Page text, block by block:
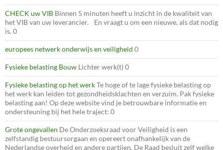
CHECK uw VIB Binnen 5 minuten heeft u inzicht in de kwaliteit van
het VIB van uw leverancier. En vraagt u om een nieuwe, als dat nodig
is. 0
europees netwerk onderwijs en veiligheid 0
Fysieke belasting Bouw Lichter werk(t) 0
Fysieke belasting op het werkTe hoge of te lage fysieke belasting op
het werk kan leiden tot gezondheidsklachten en verzuim. Pak fysieke
belasting aan! Op deze website vind je betrouwbare informatie en
ondersteuning bij het hele traject: 0
Grote ongevallen De Onderzoeksraad voor Veiligheid is een
zelfstandig bestuursorgaan en opereert onafhankelijk van de
Nederlandse overheid en andere partijen. De Raad besluit zelf welke